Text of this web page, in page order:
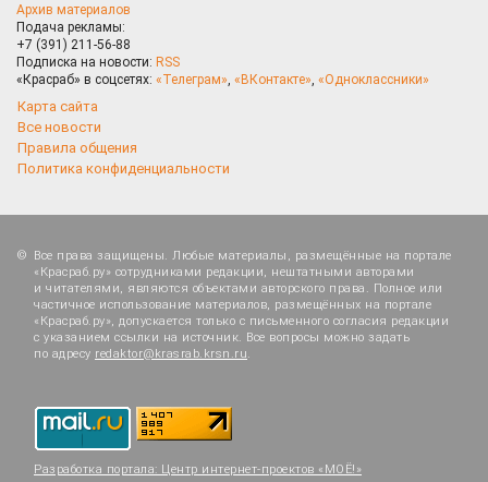
Архив материалов
Подача рекламы:
+7 (391) 211-56-88
Подписка на новости: RSS
«Красраб» в соцсетях: «Телеграм», «ВКонтакте», «Одноклассники»
Карта сайта
Все новости
Правила общения
Политика конфиденциальности
Все права защищены. Любые материалы, размещённые на портале
«Красраб.ру» сотрудниками редакции, нештатными авторами
и читателями, являются объектами авторского права. Полное или
частичное использование материалов, размещённых на портале
«Красраб.ру», допускается только с письменного согласия редакции
с указанием ссылки на источник. Все вопросы можно задать
по адресу redaktor@krasrab.krsn.ru.
Разработка портала: Центр интернет-проектов «МОЁ!»